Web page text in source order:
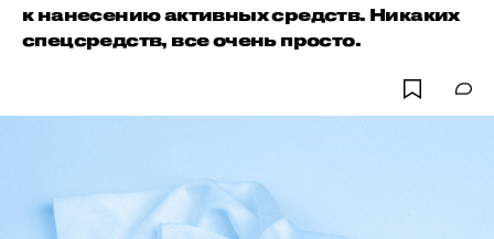
к нанесению активных средств. Никаких
спецсредств, все очень просто.